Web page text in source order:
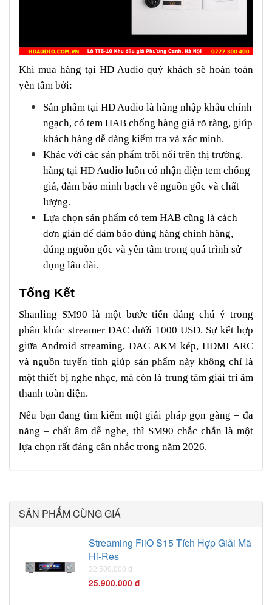
Khi mua hàng tại HD Audio quý khách sẽ hoàn toàn
yên tâm bởi:
Sản phẩm tại HD Audio là hàng nhập khẩu chính
ngạch, có tem HAB chống hàng giả rõ ràng, giúp
khách hàng dễ dàng kiểm tra và xác minh.
Khác với các sản phẩm trôi nổi trên thị trường,
hàng tại HD Audio luôn có nhận diện tem chống
giả, đảm bảo minh bạch về nguồn gốc và chất
lượng.
Lựa chọn sản phẩm có tem HAB cũng là cách
đơn giản để đảm bảo đúng hàng chính hãng,
đúng nguồn gốc và yên tâm trong quá trình sử
dụng lâu dài.
Tổng Kết
Shanling SM90 là một bước tiến đáng chú ý trong
phân khúc streamer DAC dưới 1000 USD. Sự kết hợp
giữa Android streaming, DAC AKM kép, HDMI ARC
và nguồn tuyến tính giúp sản phẩm này không chỉ là
một thiết bị nghe nhạc, mà còn là trung tâm giải trí âm
thanh toàn diện.
Nếu bạn đang tìm kiếm một giải pháp gọn gàng – đa
năng – chất âm dễ nghe, thì SM90 chắc chắn là một
lựa chọn rất đáng cân nhắc trong năm 2026.
SẢN PHẨM CÙNG GIÁ
Streaming FiiO S15 Tích Hợp Giải Mã
Hi-Res
32.500.000 đ
25.900.000 đ